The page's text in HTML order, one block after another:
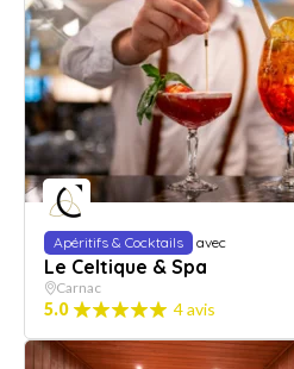
Apéritifs & Cocktails avec
Le Celtique & Spa
Carnac
5.0 4 avis